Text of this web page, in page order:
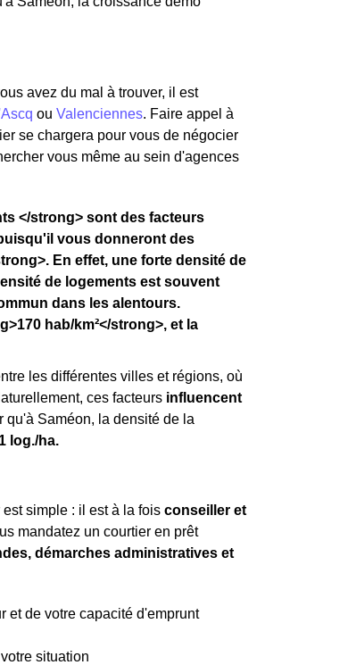
avez du mal à trouver, il est
ou Valenciennes. Faire appel à
se chargera pour vous de négocier
vous même au sein d'agences
</strong> sont des facteurs
vous donneront des
En effet, une forte densité de
de logements est souvent
dans les alentours.
hab/km²</strong>, et la
les différentes villes et régions, où
ces facteurs influencent
qu'à Saméon, la densité de la
1 log./ha.
simple : il est à la fois conseiller et
mandatez un courtier en prêt
démarches administratives et
et de votre capacité d'emprunt
situation